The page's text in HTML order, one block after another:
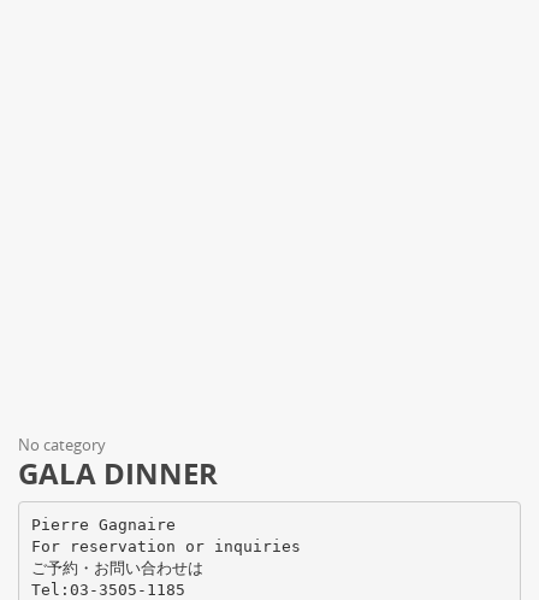
No category
GALA DINNER
Pierre Gagnaire
For reservation or inquiries
ご予約・お問い合わせは
Tel:03-3505-1185